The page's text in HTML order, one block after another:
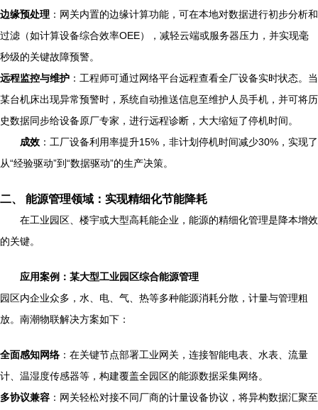
边缘预处理 ：网关内置的边缘计算功能，可在本地对数据进行初步分析和
过滤（如计算设备综合效率OEE），减轻云端或服务器压力，并实现毫
秒级的关键故障预警。
远程监控与维护 ：工程师可通过网络平台远程查看全厂设备实时状态。当
某台机床出现异常预警时，系统自动推送信息至维护人员手机，并可将历
史数据同步给设备原厂专家，进行远程诊断，大大缩短了停机时间。
成效 ：工厂设备利用率提升15%，非计划停机时间减少30%，实现了
从“经验驱动”到“数据驱动”的生产决策。
二、 能源管理领域：实现精细化节能降耗
在工业园区、楼宇或大型高耗能企业，能源的精细化管理是降本增效
的关键。
应用案例：某大型工业园区综合能源管理
园区内企业众多，水、电、气、热等多种能源消耗分散，计量与管理粗
放。南潮物联解决方案如下：
全面感知网络 ：在关键节点部署工业网关，连接智能电表、水表、流量
计、温湿度传感器等，构建覆盖全园区的能源数据采集网络。
多协议兼容 ：网关轻松对接不同厂商的计量设备协议，将异构数据汇聚至